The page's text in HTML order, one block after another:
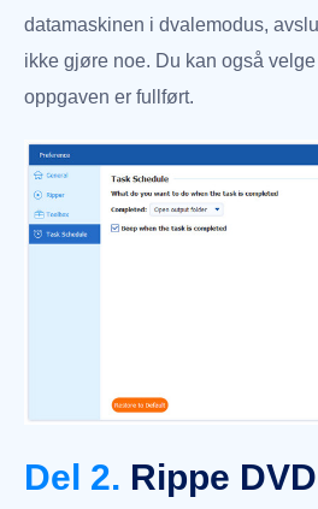
datamaskinen i dvalemodus,
ikke gjøre noe. Du kan også
oppgaven er fullført.
Del 2. Rippe DVD